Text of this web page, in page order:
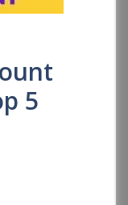
5